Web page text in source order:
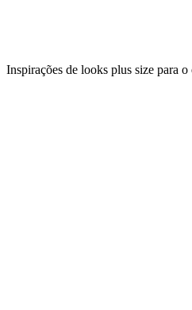
Inspirações de looks plus size para o